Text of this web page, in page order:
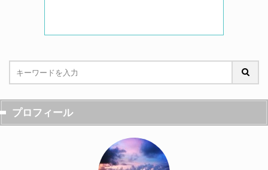
プロフィール